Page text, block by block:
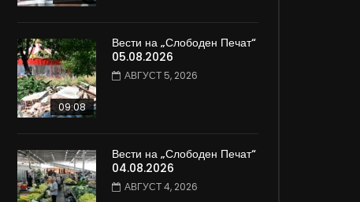
09:08
Вести на „Слободен Печат“
05.08.2026
АВГУСТ 5, 2026
Вести на „Слободен Печат“
04.08.2026
АВГУСТ 4, 2026